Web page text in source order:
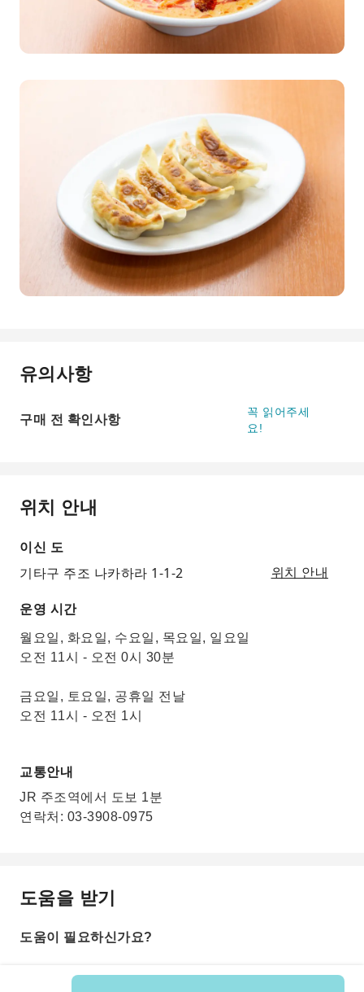
유의사항
구매 전 확인사항
꼭 읽어주세
요!
위치 안내
이신 도
기타구 주조 나카하라 1-1-2
위치 안내
운영 시간
월요일, 화요일, 수요일, 목요일, 일요일
오전 11시 - 오전 0시 30분
금요일, 토요일, 공휴일 전날
오전 11시 - 오전 1시
교통안내
JR 주조역에서 도보 1분
연락처: 03-3908-0975
도움을 받기
도움이 필요하신가요?